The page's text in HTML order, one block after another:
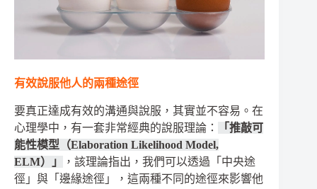
有效說服他人的兩種途徑
要真正達成有效的溝通與說服，其實並不容易。在
心理學中，有一套非常經典的說服理論：
「推敲可
能性模型（Elaboration Likelihood Model,
ELM）」
，該理論指出，我們可以透過「中央途
徑」與「邊緣途徑」，這兩種不同的途徑來影響他